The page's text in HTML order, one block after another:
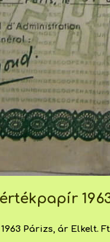
Párizs, ár Elkelt. Ft